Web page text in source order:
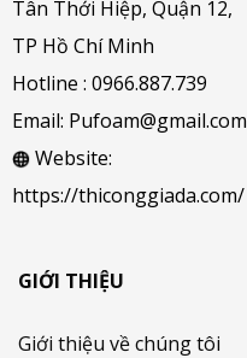
Tân Thới Hiệp, Quận 12,
TP Hồ Chí Minh
Hotline : 0966.887.739
Email: Pufoam@gmail.com
Website:
https://thiconggiada.com/
GIỚI THIỆU
Giới thiệu về chúng tôi